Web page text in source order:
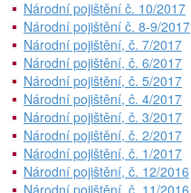
Národní pojištění č. 10/2017
Národní pojištění č. 8-9/2017
Národní pojištění, č. 7/2017
Národní pojištění, č. 6/2017
Národní pojištění, č. 5/2017
Národní pojištění, č. 4/2017
Národní pojištění, č. 3/2017
Národní pojištění, č. 2/2017
Národní pojištění, č. 1/2017
Národní pojištění, č. 12/2016
Národní pojištění, č. 11/2016